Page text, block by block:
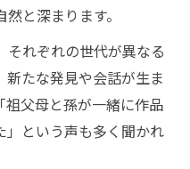
と深まります。
れぞれの世代が異なる
たな発見や会話が生ま
祖父母と孫が一緒に作品
」という声も多く聞かれ